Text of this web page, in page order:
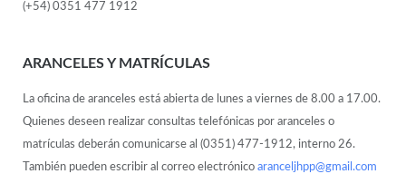
(+54) 0351 477 1912
ARANCELES Y MATRÍCULAS
La oficina de aranceles está abierta de lunes a viernes de 8.00 a 17.00.
Quienes deseen realizar consultas telefónicas por aranceles o
matrículas deberán comunicarse al (0351) 477-1912, interno 26.
También pueden escribir al correo electrónico aranceljhpp@gmail.com